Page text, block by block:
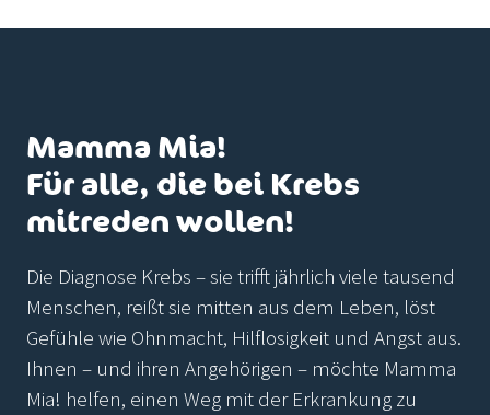
Mamma Mia!
Für alle, die bei Krebs
mitreden wollen!
Die Diagnose Krebs – sie trifft jährlich viele tausend
Menschen, reißt sie mitten aus dem Leben, löst
Gefühle wie Ohnmacht, Hilflosigkeit und Angst aus.
Ihnen – und ihren Angehörigen – möchte Mamma
Mia! helfen, einen Weg mit der Erkrankung zu